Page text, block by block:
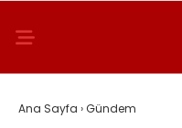
Ana Sayfa ›Gündem